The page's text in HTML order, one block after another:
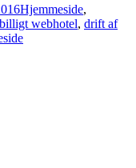
Hjemmeside,
billigt webhotel, drift af